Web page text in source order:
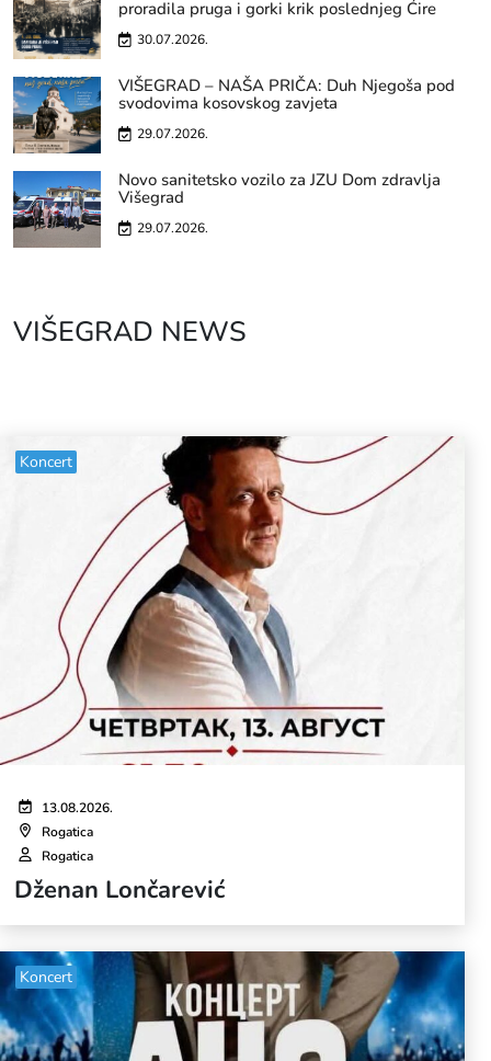
proradila pruga i gorki krik poslednjeg Ćire
30.07.2026.
VIŠEGRAD – NAŠA PRIČA: Duh Njegoša pod
svodovima kosovskog zavjeta
29.07.2026.
Novo sanitetsko vozilo za JZU Dom zdravlja
Višegrad
29.07.2026.
VIŠEGRAD NEWS
Koncert
13.08.2026.
Rogatica
Rogatica
Dženan Lončarević
Koncert